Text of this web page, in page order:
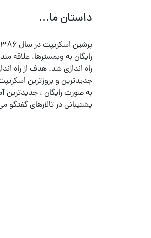
داستان ما...
رایگان به وبمسترها، علاقه
راه اندازی شد. هدف از راه
جدیدترین و بروزترین
به صورت رایگان ،
پشتیبانی در تالارهای گفتگو